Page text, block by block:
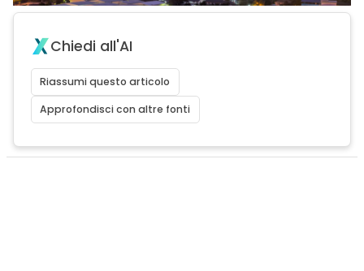
Chiedi all'AI
Riassumi questo articolo
Approfondisci con altre fonti